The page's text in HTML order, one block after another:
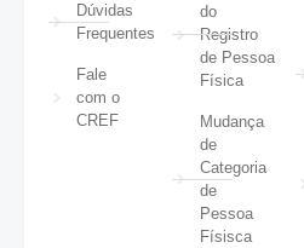
Dúvidas
Frequentes
Fale
com o
CREF
do
Registro
de Pessoa
Física
Mudança
de
Categoria
de
Pessoa
Físisca